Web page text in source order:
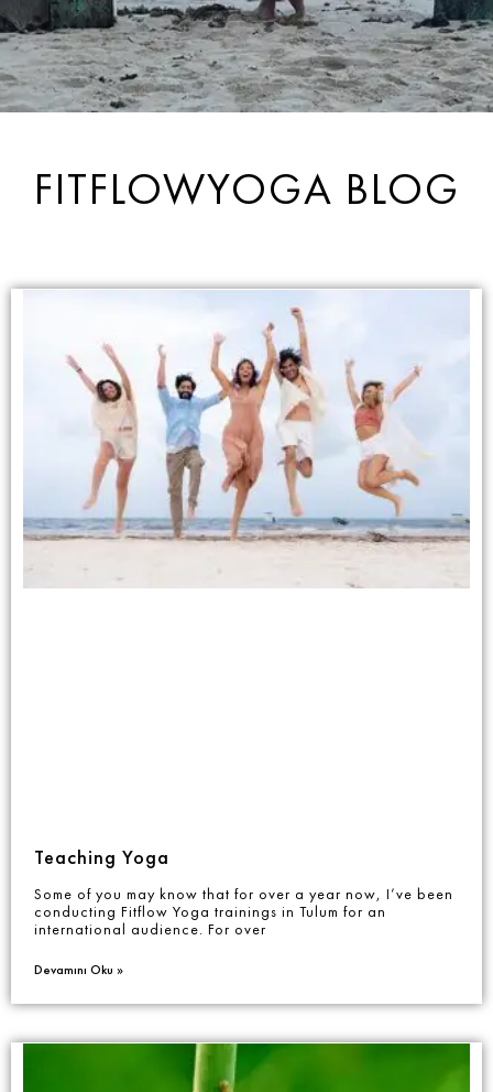
FITFLOWYOGA BLOG
Teaching Yoga
Some of you may know that for over a year now, I’ve been
conducting Fitflow Yoga trainings in Tulum for an
international audience. For over
Devamını Oku »